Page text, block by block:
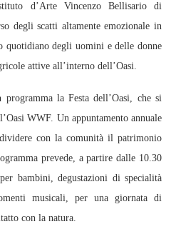
d’Arte Vincenzo Bellisario di
degli scatti altamente emozionale in
degli uomini e delle donne
attive all’interno dell’Oasi.
la Festa dell’Oasi, che si
WWF. Un appuntamento annuale
con la comunità il patrimonio
prevede, a partire dalle 10.30
bambini, degustazioni di specialità
musicali, per una giornata di
con la natura.